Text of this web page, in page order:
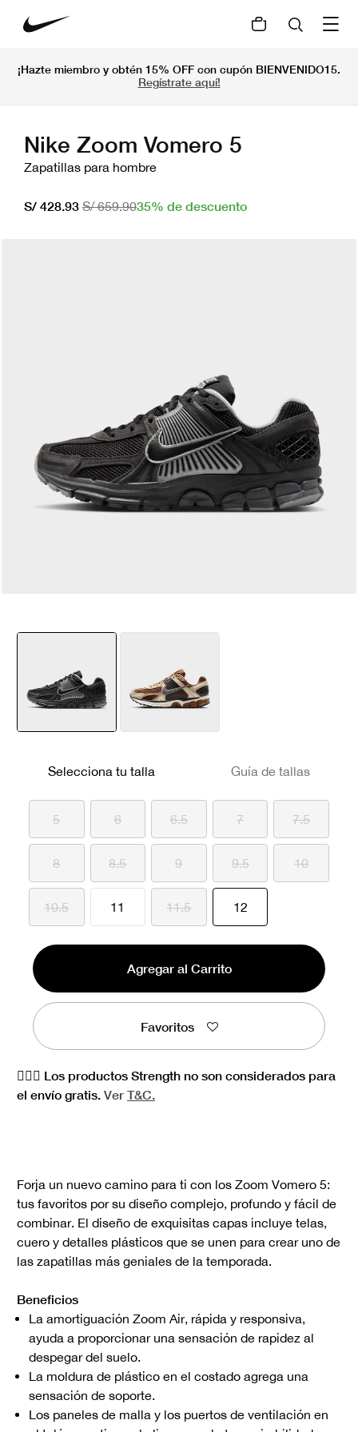
¡Hazte miembro y obtén 15% OFF con cupón BIENVENIDO15.
Regístrate aquí!
Nike Zoom Vomero 5
Zapatillas para hombre
S/ 428.93 S/ 659.9035% de descuento
Selecciona tu talla Guía de tallas
5 6 6.5 7 7.5
8 8.5 9 9.5 10
10.5 11 11.5 12seleccionado
Agregar al Carrito
Favoritos
🏋🏻‍♀️ Los productos Strength no son considerados para
el envío gratis. Ver T&C.
Forja un nuevo camino para ti con los Zoom Vomero 5:
tus favoritos por su diseño complejo, profundo y fácil de
combinar. El diseño de exquisitas capas incluye telas,
cuero y detalles plásticos que se unen para crear uno de
las zapatillas más geniales de la temporada.
Beneficios
La amortiguación Zoom Air, rápida y responsiva,
ayuda a proporcionar una sensación de rapidez al
despegar del suelo.
La moldura de plástico en el costado agrega una
sensación de soporte.
Los paneles de malla y los puertos de ventilación en